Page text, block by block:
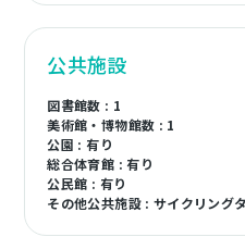
公共施設
図書館数 : 1
美術館・博物館数 : 1
公園 : 有り
総合体育館 : 有り
公民館 : 有り
その他公共施設 : サイクリング